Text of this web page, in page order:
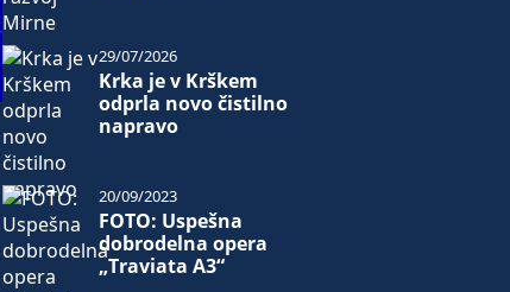
Krka je v Krškem
odprla novo čistilno
napravo
29/07/2026
FOTO: Uspešna
dobrodelna opera
„Traviata A3“
20/09/2023